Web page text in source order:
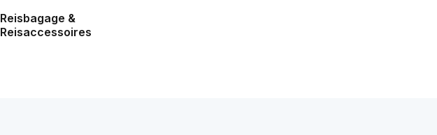
Reisbagage &
Reisaccessoires